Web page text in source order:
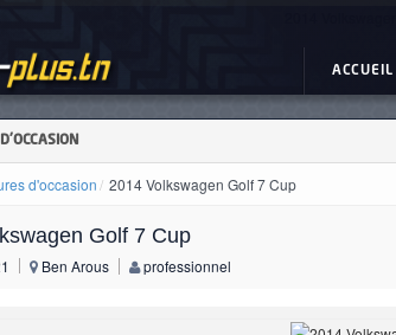
ACCUEIL
d'occasion 2014 Volkswagen Golf 7 Cup
Golf 7 Cup
Ben Arous professionnel